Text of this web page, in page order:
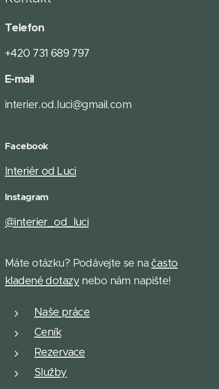
Telefon
+420 731 689 797
E-mail
interier.od.luci@gmail.com
Facebook
Interiér od Luci
Instagram
@interier_od_luci
Máte otázku? Podávejte se na často
kladené dotazy nebo nám napište!
Naše práce
Ceník
Rezervace
Služby